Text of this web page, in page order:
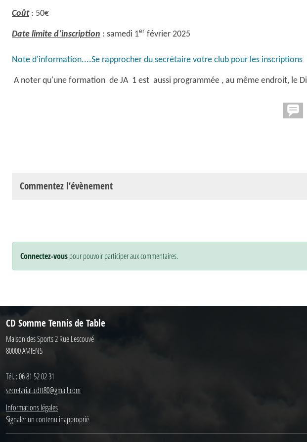
Coût: 50€
Date limite d’inscription : samedi 1er février 2025
Note d'information....Se rapprocher du secrétaire votre club pour les inscriptions
A noter qu'une formation de JA 1 est aussi programmée , au même endroit, le
Commentez l’évènement
Connectez-vouspour pouvoir participer aux commentaires.
CD Somme Tennis de Table
Maison des Sports 2 Rue Lescouvé
80000AMIENS
Tél. :06 81 52 02 31
secretariat.cdtt80@gmail.com
Informations légales
Signaler un contenu inapproprié